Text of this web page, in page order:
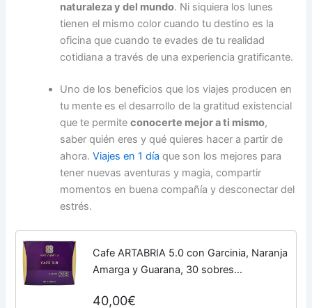
naturaleza y del mundo. Ni siquiera los lunes
tienen el mismo color cuando tu destino es la
oficina que cuando te evades de tu realidad
cotidiana a través de una experiencia gratificante.
Uno de los beneficios que los viajes producen en
tu mente es el desarrollo de la gratitud existencial
que te permiteconocerte mejor a ti mismo,
saber quién eres y qué quieres hacer a partir de
ahora.Viajes en 1 día que son los mejores para
tener nuevas aventuras y magia, compartir
momentos en buena compañía y desconectar del
estrés.
Cafe ARTABRIA 5.0 con Garcinia, Naranja
Amarga y Guarana, 30 sobres
Aumenta gasto Energetico. Pack Hipnotik
40,00€